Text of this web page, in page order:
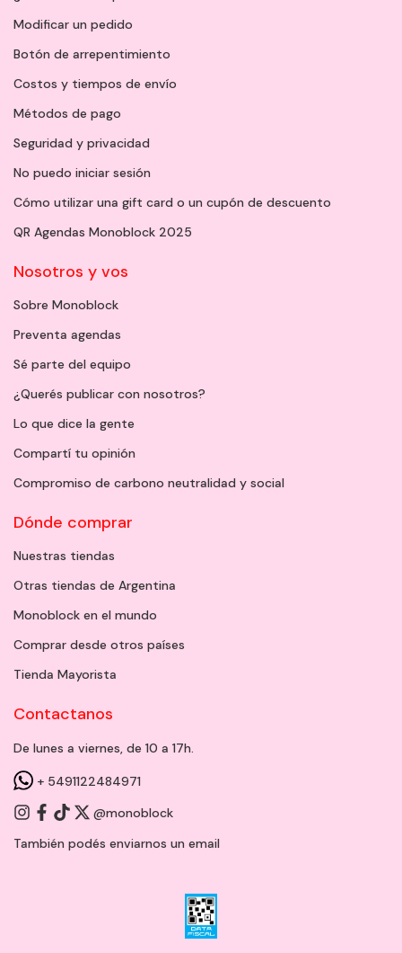
Modificar un pedido
Botón de arrepentimiento
Costos y tiempos de envío
Métodos de pago
Seguridad y privacidad
No puedo iniciar sesión
Cómo utilizar una gift card o un cupón de descuento
QR Agendas Monoblock 2025
Nosotros y vos
Sobre Monoblock
Preventa agendas
Sé parte del equipo
¿Querés publicar con nosotros?
Lo que dice la gente
Compartí tu opinión
Compromiso de carbono neutralidad y social
Dónde comprar
Nuestras tiendas
Otras tiendas de Argentina
Monoblock en el mundo
Comprar desde otros países
Tienda Mayorista
Contactanos
De lunes a viernes, de 10 a 17h.
+ 5491122484971
@monoblock
También podés enviarnos un email